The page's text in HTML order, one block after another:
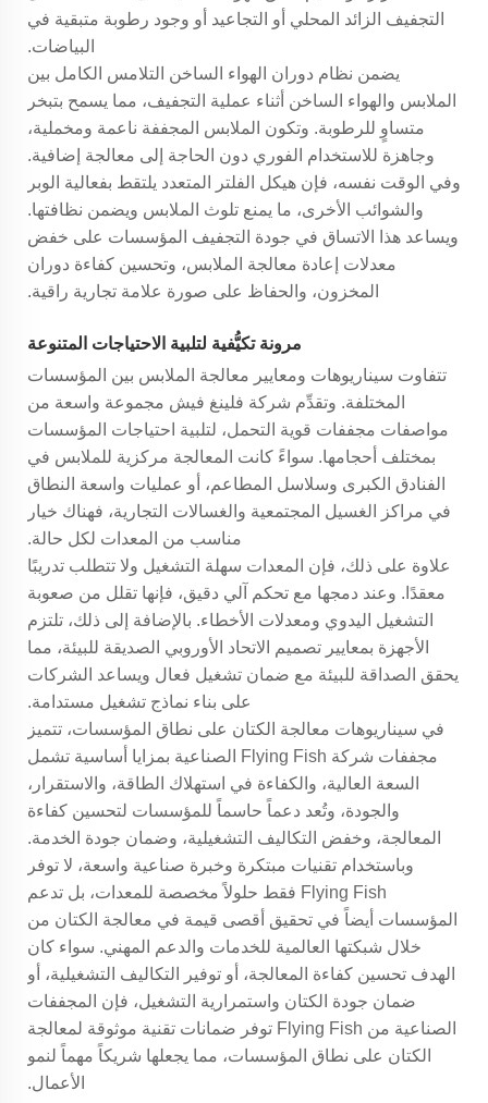
التجفيف الزائد المحلي أو التجاعيد أو وجود رطوبة متبقية في
البياضات.
يضمن نظام دوران الهواء الساخن التلامس الكامل بين
الملابس والهواء الساخن أثناء عملية التجفيف، مما يسمح بتبخر
متساوٍ للرطوبة. وتكون الملابس المجففة ناعمة ومخملية،
وجاهزة للاستخدام الفوري دون الحاجة إلى معالجة إضافية.
وفي الوقت نفسه، فإن هيكل الفلتر المتعدد يلتقط بفعالية الوبر
والشوائب الأخرى، ما يمنع تلوث الملابس ويضمن نظافتها.
ويساعد هذا الاتساق في جودة التجفيف المؤسسات على خفض
معدلات إعادة معالجة الملابس، وتحسين كفاءة دوران
المخزون، والحفاظ على صورة علامة تجارية راقية.
مرونة تكيُّفية لتلبية الاحتياجات المتنوعة
تتفاوت سيناريوهات ومعايير معالجة الملابس بين المؤسسات
المختلفة. وتقدِّم شركة فلينغ فيش مجموعة واسعة من
مواصفات مجففات قوية التحمل، لتلبية احتياجات المؤسسات
بمختلف أحجامها. سواءً كانت المعالجة مركزية للملابس في
الفنادق الكبرى وسلاسل المطاعم، أو عمليات واسعة النطاق
في مراكز الغسيل المجتمعية والغسالات التجارية، فهناك خيار
مناسب من المعدات لكل حالة.
علاوة على ذلك، فإن المعدات سهلة التشغيل ولا تتطلب تدريبًا
معقدًا. وعند دمجها مع تحكم آلي دقيق، فإنها تقلل من صعوبة
التشغيل اليدوي ومعدلات الأخطاء. بالإضافة إلى ذلك، تلتزم
الأجهزة بمعايير تصميم الاتحاد الأوروبي الصديقة للبيئة، مما
يحقق الصداقة للبيئة مع ضمان تشغيل فعال ويساعد الشركات
على بناء نماذج تشغيل مستدامة.
في سيناريوهات معالجة الكتان على نطاق المؤسسات، تتميز
مجففات شركة Flying Fish الصناعية بمزايا أساسية تشمل
السعة العالية، والكفاءة في استهلاك الطاقة، والاستقرار،
والجودة، وتُعد دعماً حاسماً للمؤسسات لتحسين كفاءة
المعالجة، وخفض التكاليف التشغيلية، وضمان جودة الخدمة.
وباستخدام تقنيات مبتكرة وخبرة صناعية واسعة، لا توفر
Flying Fish فقط حلولاً مخصصة للمعدات، بل تدعم
المؤسسات أيضاً في تحقيق أقصى قيمة في معالجة الكتان من
خلال شبكتها العالمية للخدمات والدعم المهني. سواء كان
الهدف تحسين كفاءة المعالجة، أو توفير التكاليف التشغيلية، أو
ضمان جودة الكتان واستمرارية التشغيل، فإن المجففات
الصناعية من Flying Fish توفر ضمانات تقنية موثوقة لمعالجة
الكتان على نطاق المؤسسات، مما يجعلها شريكاً مهماً لنمو
الأعمال.